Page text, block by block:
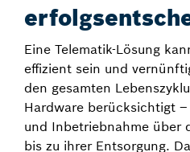
Eine Telematik-Lösung
effizient sein und
den gesamten
Hardware berücksichtigt
und Inbetriebnahme über
bis zu ihrer Entsorgung.